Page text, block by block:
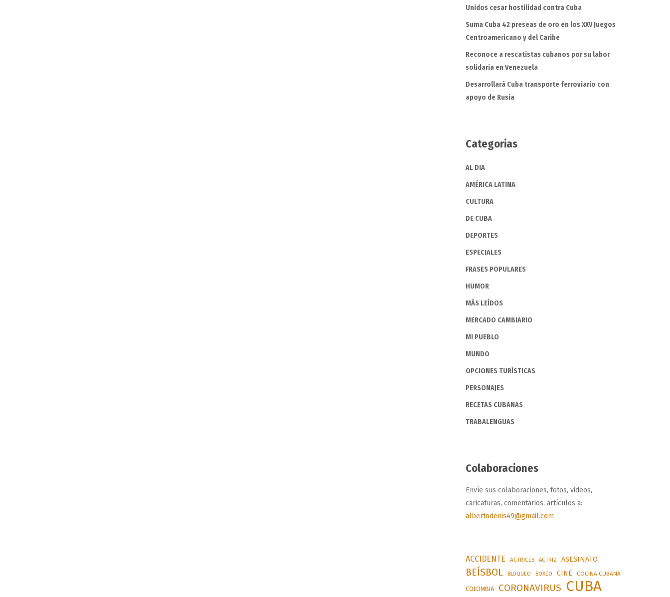
Unidos cesar hostilidad contra Cuba
Suma Cuba 42 preseas de oro en los XXV Juegos
Centroamericano y del Caribe
Reconoce a rescatistas cubanos por su labor
solidaria en Venezuela
Desarrollará Cuba transporte ferroviario con
apoyo de Rusia
Categorias
AL DIA
AMÉRICA LATINA
CULTURA
DE CUBA
DEPORTES
ESPECIALES
FRASES POPULARES
HUMOR
MÁS LEÍDOS
MERCADO CAMBIARIO
MI PUEBLO
MUNDO
OPCIONES TURÍSTICAS
PERSONAJES
RECETAS CUBANAS
TRABALENGUAS
Colaboraciones
Envíe sus colaboraciones, fotos, videos,
caricaturas, comentarios, artículos a:
albertodenis49@gmail.com
ACCIDENTE ACTRICES ACTRIZ ASESINATO
BEÍSBOL BLOQUEO BOXEO CINE COCINA CUBANA
COLOMBIA CORONAVIRUS CUBA